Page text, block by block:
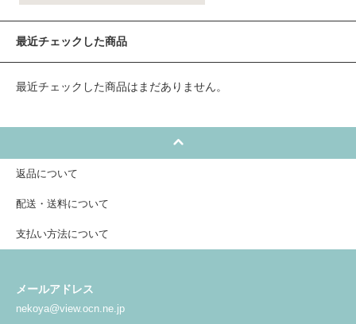
最近チェックした商品
最近チェックした商品はまだありません。
返品について
配送・送料について
支払い方法について
メールアドレス
nekoya@view.ocn.ne.jp